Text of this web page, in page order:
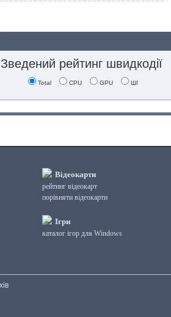
Зведений рейтинг швидкодії
Total CPU GPU ШІ
Відеокарти
рейтинг відеокарт
порівняти відеокарти
Ігри
каталог ігор для Windows